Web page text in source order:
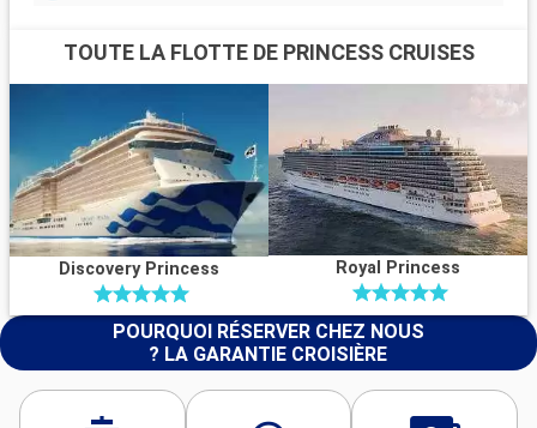
TOUTE LA FLOTTE DE PRINCESS CRUISES
Discovery Princess Royal Princess
POURQUOI RÉSERVER CHEZ NOUS
? LA GARANTIE CROISIÈRE